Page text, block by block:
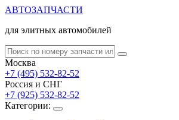
АВТОЗАПЧАСТИ
для элитных автомобилей
Москва
+7 (495) 532-82-52
Россия и СНГ
+7 (925) 532-82-52
Категории: